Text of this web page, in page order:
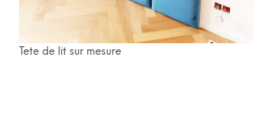
Tete de lit sur mesure